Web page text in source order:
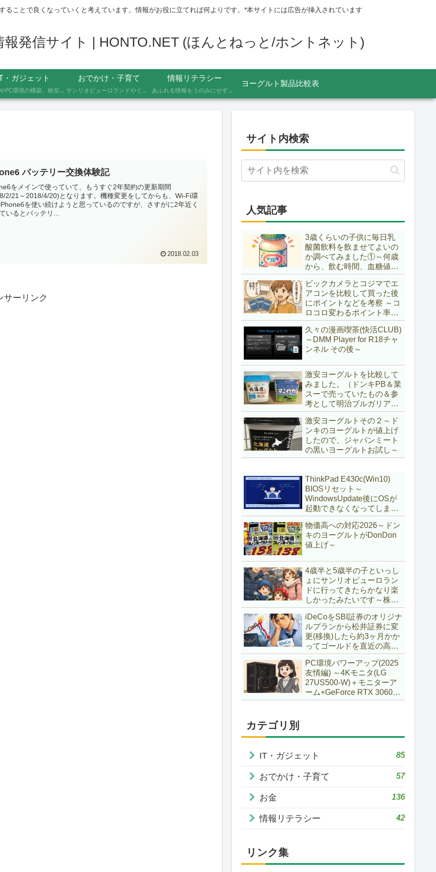
ることで良くなっていくと考えています。情報がお役に立てれば何よりです。*本サイトには広告が挿入されています
発信サイト | HONTO.NET (ほんとねっと/ホントネット)
・ガジェット
自作PCやPC環境の構築、格安SIMへのMNP乗り換え、便利なソフト・サービスの活用記録です。製品の型番や設定手順、つまずいたポイントまで具体的に記載していますので、同じことをしたい方の参考になれば幸いです。
おでかけ・子育て
サンリオピューロランドやぐりんぱなど、未就学児2人を連れて実際に行ったスポットの体験レポートです。株主優待や割引券でお得に楽しむ方法、子連れならではの持ち物や注意点もあわせて記録しています。
情報リテラシー
あふれる情報をうのみにせず、「これってほんと？」と一度立ち止まって見極めるための考え方を記録しています。ニュースの裏の読み解き方、詐欺やデマへの向き合い方など、サイト名「HONTO.NET」の原点となるテーマです。
ヨーグルト製品比較表
バッテリー交換体験記
をメインで使っていて、もうすぐ2年契約の更新期間
2/21～2018/4/20)となります。機種変更をしてからも、Wi-Fi環
を使い続けようと思っているのですが、さすがに2年近く
いるとバッテリ...
2018.02.03
サーリンク
サイト内検索
人気記事
3歳くらいの子供に毎日乳
酸菌飲料を飲ませてよいの
か調べてみました①～何歳
から、飲む時間、血糖値ス
パイク～
ビックカメラとコジマでエ
アコンを比較して買った後
にポイントなどを考察 ～コ
ロコロ変わるポイント率に
注意＆株主優待券はポイン
ト率が低い時に使うべし～
久々の漫画喫茶(快活CLUB)
～DMM Player for R18チャ
ンネル その後～
激安ヨーグルトを比較して
みました。（ドンキPB＆業
スーで売っていたもの＆参
考として明治ブルガリアヨ
ーグルト)
激安ヨーグルトその２～ド
ンキのヨーグルトが値上げ
したので、ジャパンミート
の黒いヨーグルトお試し～
ThinkPad E430c(Win10)
BIOSリセット～
WindowsUpdate後にOSが
起動できなくなってしまい
復旧～
物価高への対応2026～ドン
キのヨーグルトがDonDon
値上げ～
4歳半と5歳半の子といっし
ょにサンリオピューロラン
ドに行ってきたらかなり楽
しかったみたいです～株主
優待券利用～
iDeCoをSBI証券のオリジナ
ルプランから松井証券に変
更(移換)したら約3ヶ月かか
ってゴールドを直近の高値
で購入していた話
PC環境パワーアップ(2025
友情編) ～4Kモニタ(LG
27US500-W)＋モニターア
ーム+GeForce RTX 3060Ti
VENTUS 2X 8G OCV1
カテゴリ別
IT・ガジェット 85
おでかけ・子育て 57
お金 136
情報リテラシー 42
リンク集